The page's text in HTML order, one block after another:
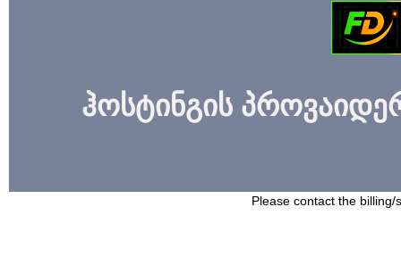
ჰოსტინგის
Please contact the